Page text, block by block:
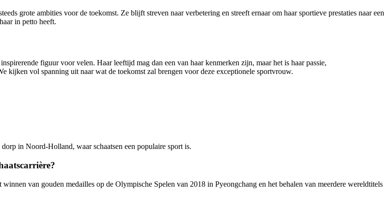
grote ambities voor de toekomst. Ze blijft streven naar verbetering en streeft ernaar om haar sportieve prestaties naar een
in petto heeft.
figuur voor velen. Haar leeftijd mag dan een van haar kenmerken zijn, maar het is haar passie,
kijken vol spanning uit naar wat de toekomst zal brengen voor deze exceptionele sportvrouw.
in Noord-Holland, waar schaatsen een populaire sport is.
van gouden medailles op de Olympische Spelen van 2018 in Pyeongchang en het behalen van meerdere wereldtitels